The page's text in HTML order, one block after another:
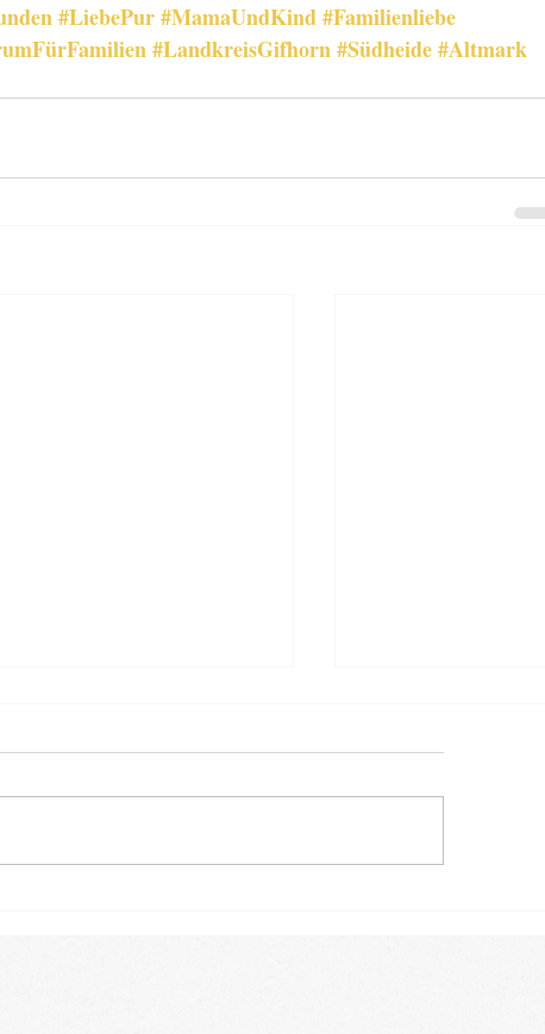
#LiebePur#MamaUndKind#Familienliebe
#LandkreisGifhorn#Südheide#Altmark